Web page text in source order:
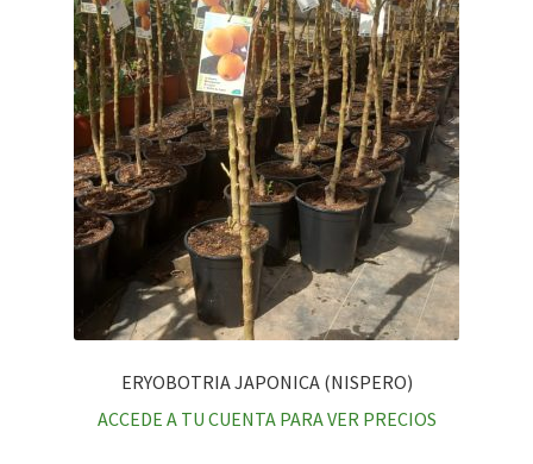
ERYOBOTRIA JAPONICA (NISPERO)
ACCEDE A TU CUENTA PARA VER PRECIOS